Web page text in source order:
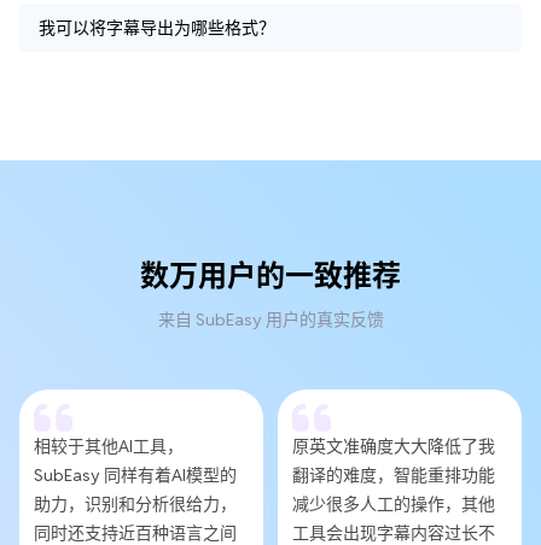
我可以将字幕导出为哪些格式？
数万用户的一致推荐
来自 SubEasy 用户的真实反馈
相较于其他AI工具，
SubEasy 同样有着AI模型的
助力，识别和分析很给力，
同时还支持近百种语言之间
原英文准确度大大降低了我
翻译的难度，智能重排功能
减少很多人工的操作，其他
工具会出现字幕内容过长不